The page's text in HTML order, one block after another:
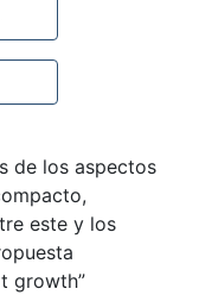
de los aspectos
este y los
growth”